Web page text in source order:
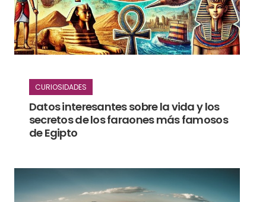
CURIOSIDADES
Datos interesantes sobre la vida y los
secretos de los faraones más famosos
de Egipto